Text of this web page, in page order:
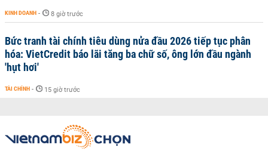
KINH DOANH - 8 giờ trước
Bức tranh tài chính tiêu dùng nửa đầu 2026 tiếp tục phân
hóa: VietCredit báo lãi tăng ba chữ số, ông lớn đầu ngành
'hụt hơi'
TÀI CHÍNH - 15 giờ trước